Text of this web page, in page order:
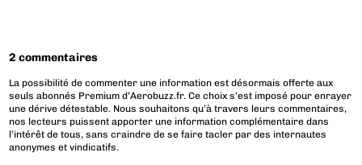
2 commentaires
La possibilité de commenter une information est désormais offerte aux
seuls abonnés Premium d’Aerobuzz.fr. Ce choix s’est imposé pour enrayer
une dérive détestable. Nous souhaitons qu’à travers leurs commentaires,
nos lecteurs puissent apporter une information complémentaire dans
l’intérêt de tous, sans craindre de se faire tacler par des internautes
anonymes et vindicatifs.